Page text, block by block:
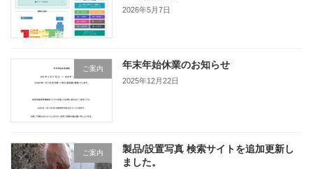
2026年5月7日
ご案内 年末年始休業のお知らせ
2025年12月22日
ご案内
製品/設置写真 検索サイトを追加更新し
ました。